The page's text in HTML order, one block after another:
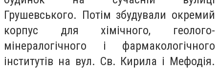
Грушевського. Потім збудували окремий
корпус для хімічного, геолого-
мінералогічного і фармакологічного
інститутів на вул. Св. Кирила і Мефодія.